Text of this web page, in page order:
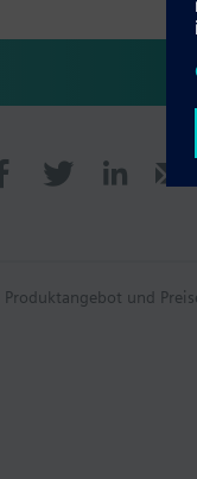
Produktangebot und